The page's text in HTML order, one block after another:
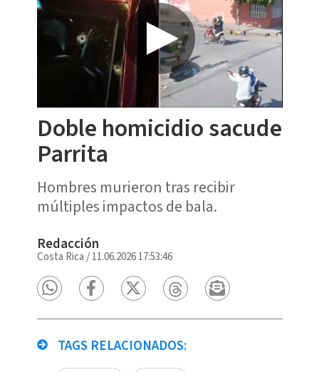
Doble homicidio sacude
Parrita
Hombres murieron tras recibir
múltiples impactos de bala.
Redacción
Costa Rica /11.06.2026 17:53:46
TAGS RELACIONADOS: